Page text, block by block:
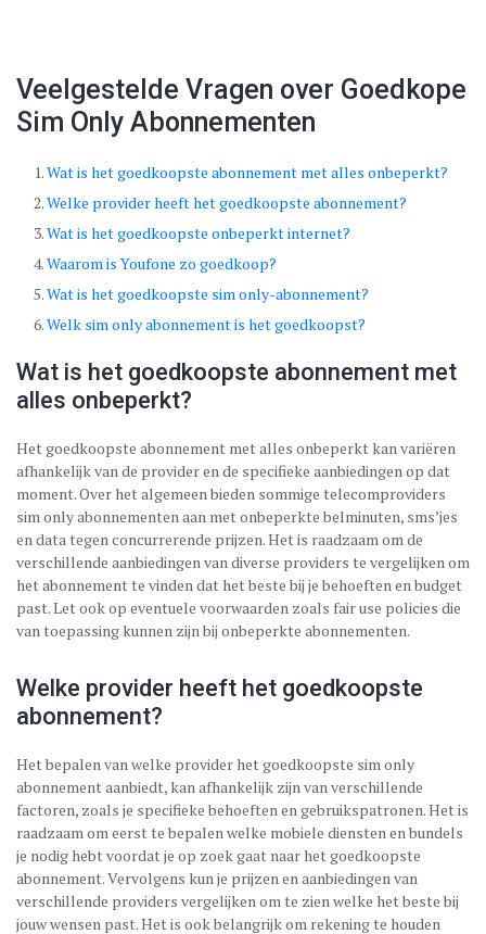
Veelgestelde Vragen over Goedkope
Sim Only Abonnementen
Wat is het goedkoopste abonnement met alles onbeperkt?
Welke provider heeft het goedkoopste abonnement?
Wat is het goedkoopste onbeperkt internet?
Waarom is Youfone zo goedkoop?
Wat is het goedkoopste sim only-abonnement?
Welk sim only abonnement is het goedkoopst?
Wat is het goedkoopste abonnement met
alles onbeperkt?
Het goedkoopste abonnement met alles onbeperkt kan variëren
afhankelijk van de provider en de specifieke aanbiedingen op dat
moment. Over het algemeen bieden sommige telecomproviders
sim only abonnementen aan met onbeperkte belminuten, sms’jes
en data tegen concurrerende prijzen. Het is raadzaam om de
verschillende aanbiedingen van diverse providers te vergelijken om
het abonnement te vinden dat het beste bij je behoeften en budget
past. Let ook op eventuele voorwaarden zoals fair use policies die
van toepassing kunnen zijn bij onbeperkte abonnementen.
Welke provider heeft het goedkoopste
abonnement?
Het bepalen van welke provider het goedkoopste sim only
abonnement aanbiedt, kan afhankelijk zijn van verschillende
factoren, zoals je specifieke behoeften en gebruikspatronen. Het is
raadzaam om eerst te bepalen welke mobiele diensten en bundels
je nodig hebt voordat je op zoek gaat naar het goedkoopste
abonnement. Vervolgens kun je prijzen en aanbiedingen van
verschillende providers vergelijken om te zien welke het beste bij
jouw wensen past. Het is ook belangrijk om rekening te houden